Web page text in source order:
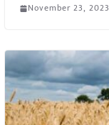
November 23, 2023